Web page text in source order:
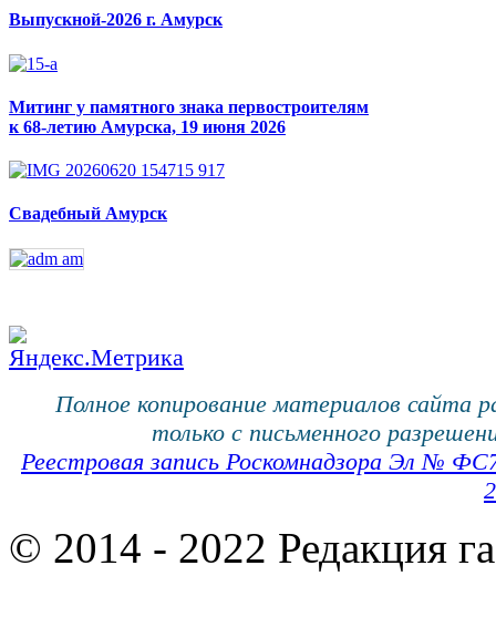
Выпускной-2026 г. Амурск
Митинг у памятного знака первостроителям
к 68-летию Амурска, 19 июня 2026
Свадебный Амурск
Полное копирование материалов сайта
только с письменного
Реестровая запись Роскомнадзора Эл №
© 2014 - 2022 Редакция